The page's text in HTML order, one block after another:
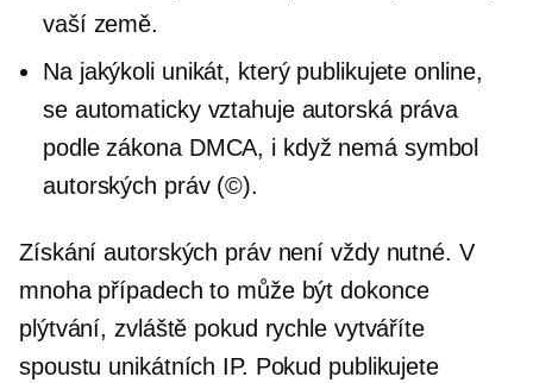
vaší země.
Na jakýkoli unikát, který publikujete online,
se automaticky vztahuje autorská práva
podle zákona DMCA, i když nemá symbol
autorských práv (©).
Získání autorských práv není vždy nutné. V
mnoha případech to může být dokonce
plýtvání, zvláště pokud rychle vytváříte
spoustu unikátních IP. Pokud publikujete